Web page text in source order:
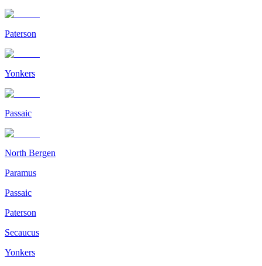
Paterson
Yonkers
Passaic
North Bergen
Paramus
Passaic
Paterson
Secaucus
Yonkers